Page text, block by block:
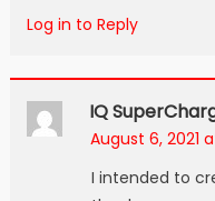
Log in to Reply
IQ
August 6, 2021
I intended to